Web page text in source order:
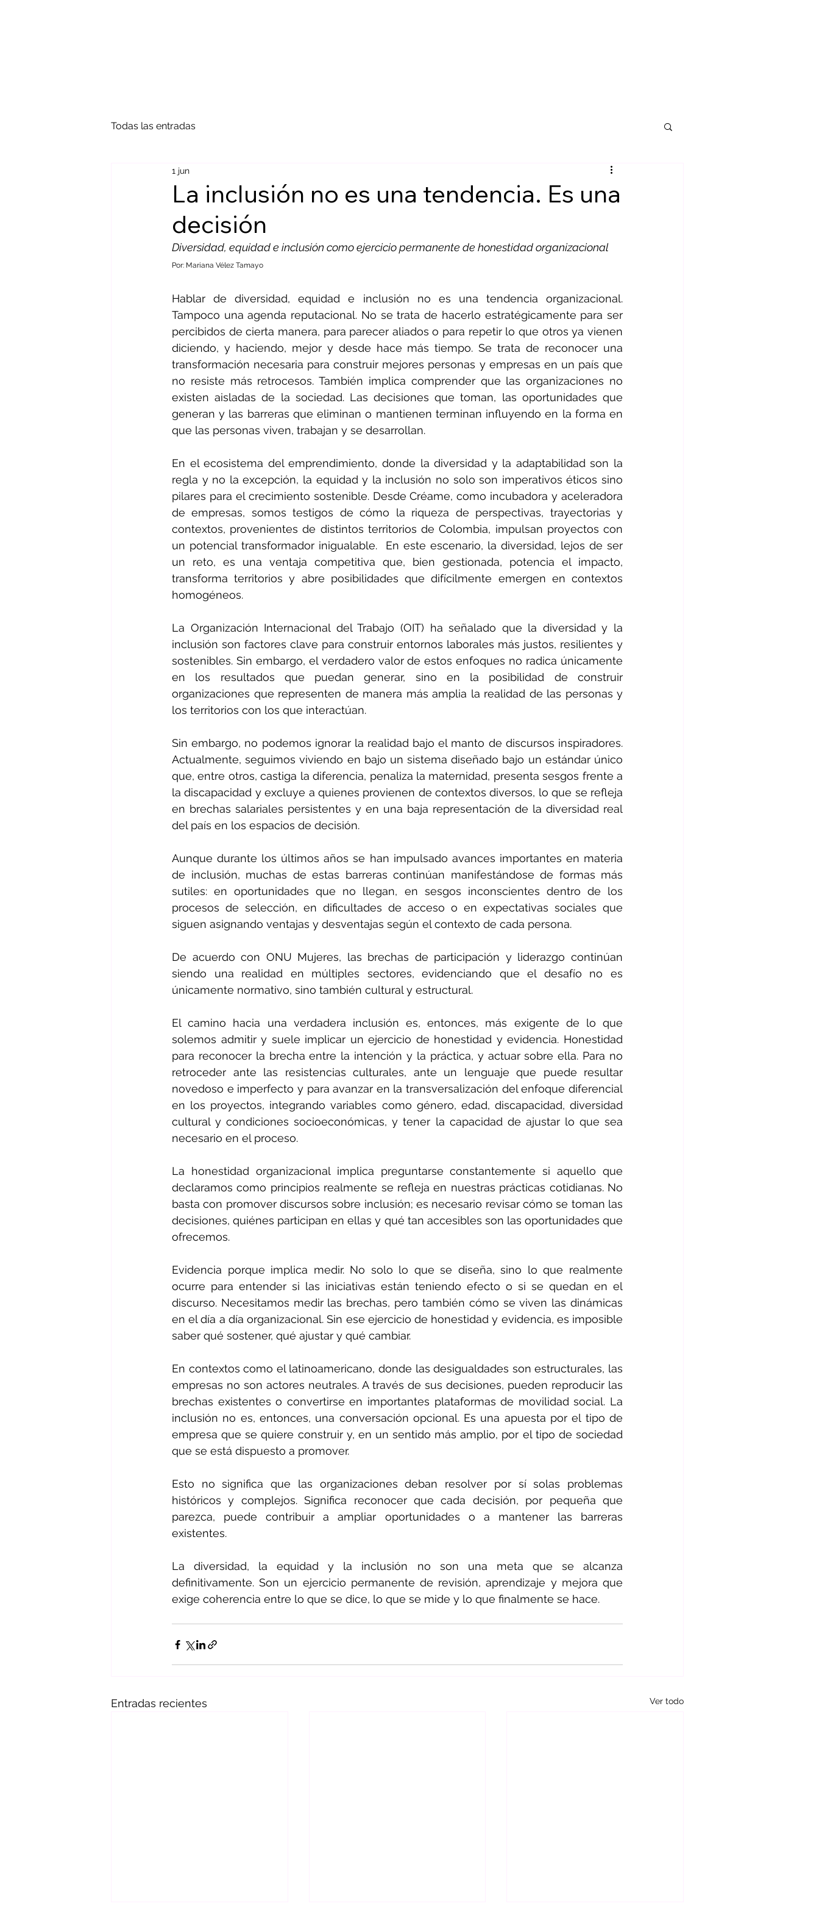
Todas las entradas
La inclusión no es una tendencia. Es una
decisión
1 jun
Diversidad, equidad e inclusión como ejercicio permanente de honestidad organizacional
Por: Mariana Vélez Tamayo
Hablar de diversidad, equidad e inclusión no es una tendencia organizacional.
Tampoco una agenda reputacional. No se trata de hacerlo estratégicamente para ser
percibidos de cierta manera, para parecer aliados o para repetir lo que otros ya vienen
diciendo, y haciendo, mejor y desde hace más tiempo. Se trata de reconocer una
transformación necesaria para construir mejores personas y empresas en un país que
no resiste más retrocesos. También implica comprender que las organizaciones no
existen aisladas de la sociedad. Las decisiones que toman, las oportunidades que
generan y las barreras que eliminan o mantienen terminan influyendo en la forma en
que las personas viven, trabajan y se desarrollan.
En el ecosistema del emprendimiento, donde la diversidad y la adaptabilidad son la
regla y no la excepción, la equidad y la inclusión no solo son imperativos éticos sino
pilares para el crecimiento sostenible. Desde Créame, como incubadora y aceleradora
de empresas, somos testigos de cómo la riqueza de perspectivas, trayectorias y
contextos, provenientes de distintos territorios de Colombia, impulsan proyectos con
un potencial transformador inigualable.  En este escenario, la diversidad, lejos de ser
un reto, es una ventaja competitiva que, bien gestionada, potencia el impacto,
transforma territorios y abre posibilidades que difícilmente emergen en contextos
homogéneos.
La Organización Internacional del Trabajo (OIT) ha señalado que la diversidad y la
inclusión son factores clave para construir entornos laborales más justos, resilientes y
sostenibles. Sin embargo, el verdadero valor de estos enfoques no radica únicamente
en los resultados que puedan generar, sino en la posibilidad de construir
organizaciones que representen de manera más amplia la realidad de las personas y
los territorios con los que interactúan.
Sin embargo, no podemos ignorar la realidad bajo el manto de discursos inspiradores.
Actualmente, seguimos viviendo en bajo un sistema diseñado bajo un estándar único
que, entre otros, castiga la diferencia, penaliza la maternidad, presenta sesgos frente a
la discapacidad y excluye a quienes provienen de contextos diversos, lo que se refleja
en brechas salariales persistentes y en una baja representación de la diversidad real
del país en los espacios de decisión.
Aunque durante los últimos años se han impulsado avances importantes en materia
de inclusión, muchas de estas barreras continúan manifestándose de formas más
sutiles: en oportunidades que no llegan, en sesgos inconscientes dentro de los
procesos de selección, en dificultades de acceso o en expectativas sociales que
siguen asignando ventajas y desventajas según el contexto de cada persona.
De acuerdo con ONU Mujeres, las brechas de participación y liderazgo continúan
siendo una realidad en múltiples sectores, evidenciando que el desafío no es
únicamente normativo, sino también cultural y estructural.
El camino hacia una verdadera inclusión es, entonces, más exigente de lo que
solemos admitir y suele implicar un ejercicio de honestidad y evidencia. Honestidad
para reconocer la brecha entre la intención y la práctica, y actuar sobre ella. Para no
retroceder ante las resistencias culturales, ante un lenguaje que puede resultar
novedoso e imperfecto y para avanzar en la transversalización del enfoque diferencial
en los proyectos, integrando variables como género, edad, discapacidad, diversidad
cultural y condiciones socioeconómicas, y tener la capacidad de ajustar lo que sea
necesario en el proceso.
La honestidad organizacional implica preguntarse constantemente si aquello que
declaramos como principios realmente se refleja en nuestras prácticas cotidianas. No
basta con promover discursos sobre inclusión; es necesario revisar cómo se toman las
decisiones, quiénes participan en ellas y qué tan accesibles son las oportunidades que
ofrecemos.
Evidencia porque implica medir. No solo lo que se diseña, sino lo que realmente
ocurre para entender si las iniciativas están teniendo efecto o si se quedan en el
discurso. Necesitamos medir las brechas, pero también cómo se viven las dinámicas
en el día a día organizacional. Sin ese ejercicio de honestidad y evidencia, es imposible
saber qué sostener, qué ajustar y qué cambiar.
En contextos como el latinoamericano, donde las desigualdades son estructurales, las
empresas no son actores neutrales. A través de sus decisiones, pueden reproducir las
brechas existentes o convertirse en importantes plataformas de movilidad social. La
inclusión no es, entonces, una conversación opcional. Es una apuesta por el tipo de
empresa que se quiere construir y, en un sentido más amplio, por el tipo de sociedad
que se está dispuesto a promover.
Esto no significa que las organizaciones deban resolver por sí solas problemas
históricos y complejos. Significa reconocer que cada decisión, por pequeña que
parezca, puede contribuir a ampliar oportunidades o a mantener las barreras
existentes.
La diversidad, la equidad y la inclusión no son una meta que se alcanza
definitivamente. Son un ejercicio permanente de revisión, aprendizaje y mejora que
exige coherencia entre lo que se dice, lo que se mide y lo que finalmente se hace.
Entradas recientes Ver todo